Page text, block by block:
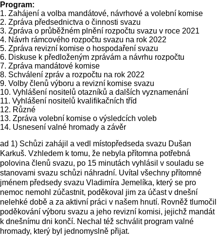
Program:
1. Zahájení a volba mandátové, návrhové a volební komise
2. Zpráva předsednictva o činnosti svazu
3. Zpráva o průběžném plnění rozpočtu svazu v roce 2021
4. Návrh rámcového rozpočtu svazu na rok 2022
5. Zpráva revizní komise o hospodaření svazu
6. Diskuse k předloženým zprávám a návrhu rozpočtu
7. Zpráva mandátové komise
8. Schválení zpráv a rozpočtu na rok 2022
9. Volby členů výboru a revizní komise svazu
10. Vyhlášení nositelů otazníků a dalších vyznamenání
11. Vyhlášení nositelů kvalifikačních tříd
12. Různé
13. Zpráva volební komise o výsledcích voleb
14. Usnesení valné hromady a závěr
ad 1) Schůzi zahájil a vedl místopředseda svazu Dušan
Karkuš. Vzhledem k tomu, že nebyla přítomna potřebná
polovina členů svazu, po 15 minutách vyhlásil v souladu se
stanovami svazu schůzi náhradní. Uvítal všechny přítomné
jménem předsedy svazu Vladimíra Jemelíka, který se pro
nemoc nemohl zúčastnit, poděkoval jim za účast v dnešní
nelehké době a za aktivní práci v našem hnutí. Rovněž tlumočil
poděkování výboru svazu a jeho revizní komisi, jejichž mandát
k dnešnímu dni končí. Nechal též schválit program valné
hromady, který byl jednomyslně přijat.